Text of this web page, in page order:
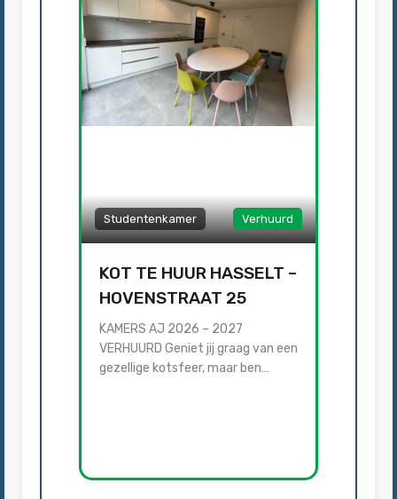
Studentenkamer Verhuurd
KOT TE HUUR HASSELT –
HOVENSTRAAT 25
KAMERS AJ 2026 – 2027
VERHUURD Geniet jij graag van een
gezellige kotsfeer, maar ben…